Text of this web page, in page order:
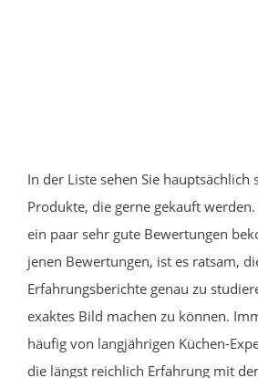
In der Liste sehen Sie hauptsächlich
Produkte, die gerne gekauft
ein paar sehr gute Bewertungen
jenen Bewertungen, ist es ratsam,
Erfahrungsberichte genau zu
exaktes Bild machen zu können.
häufig von langjährigen Küchen-
die längst reichlich Erfahrung mit